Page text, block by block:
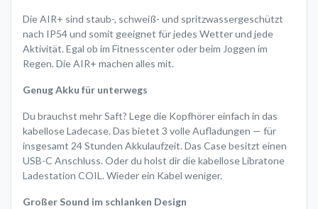
Die AIR+ sind staub-, schweiß- und spritzwassergeschützt
nach IP54 und somit geeignet für jedes Wetter und jede
Aktivität. Egal ob im Fitnesscenter oder beim Joggen im
Regen. Die AIR+ machen alles mit.
Genug Akku für unterwegs
Du brauchst mehr Saft? Lege die Kopfhörer einfach in das
kabellose Ladecase. Das bietet 3 volle Aufladungen — für
insgesamt 24 Stunden Akkulaufzeit. Das Case besitzt einen
USB-C Anschluss. Oder du holst dir die kabellose Libratone
Ladestation COIL. Wieder ein Kabel weniger.
Großer Sound im schlanken Design